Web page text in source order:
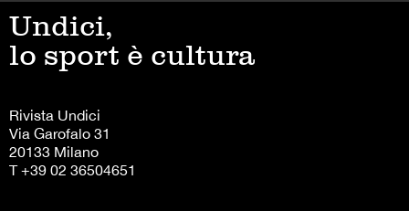
Undici,
lo sport è cultura
Rivista Undici
Via Garofalo 31
20133 Milano
T +39 02 36504651